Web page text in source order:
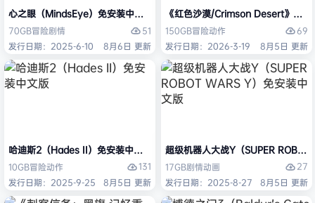
心之眼（MindsEye）免安装中文版
70GB冒险剧情
51
发行日期：2025-6-10
8月6日 更新
《红色沙漠/Crimson Desert》免安
150GB冒险动作
69
发行日期：2026-3-19
8月5日 更新
哈迪斯2（Hades II）免安装中文版
10GB冒险动作
131
发行日期：2025-9-25
8月5日 更新
超级机器人大战Y（SUPER
17GB剧情动画
27
发行日期：2025-8-27
8月5日 更新